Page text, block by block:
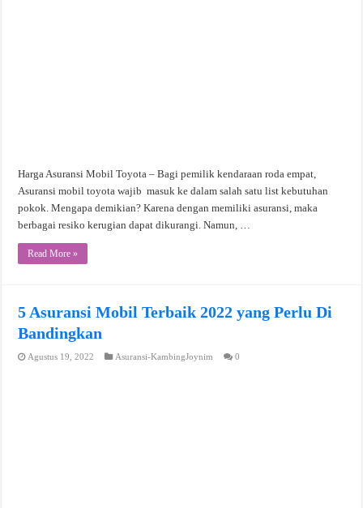
Harga Asuransi Mobil Toyota – Bagi pemilik kendaraan roda empat,
Asuransi mobil toyota wajib masuk ke dalam salah satu list kebutuhan
pokok. Mengapa demikian? Karena dengan memiliki asuransi, maka
berbagai resiko kerugian dapat dikurangi. Namun, …
Read More »
5 Asuransi Mobil Terbaik 2022 yang Perlu Di
Bandingkan
Agustus 19, 2022 Asuransi-KambingJoynim 0